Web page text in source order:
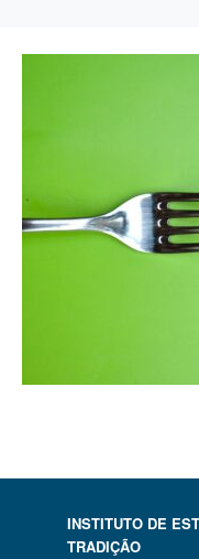
INSTITUTO DE
TRADIÇÃO